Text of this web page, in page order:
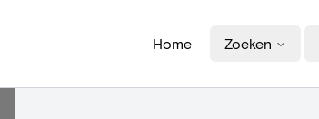
Home Zoeken